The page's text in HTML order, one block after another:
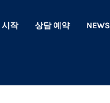
시작 상담 예약 NEWS